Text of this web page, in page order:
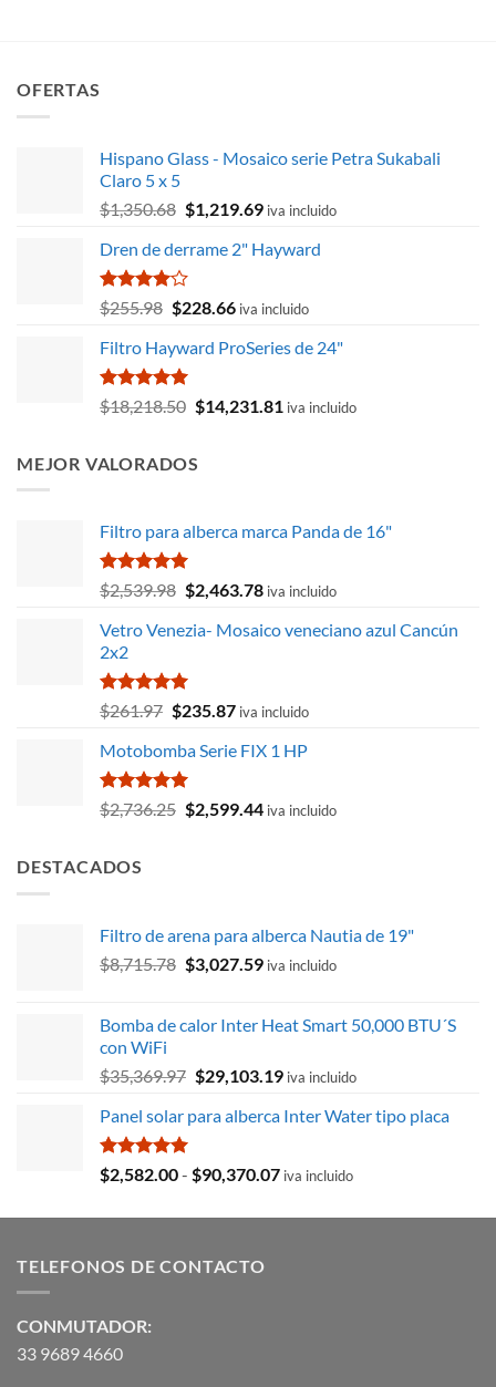
OFERTAS
Hispano Glass - Mosaico serie Petra Sukabali
Claro 5 x 5
$1,350.68 El
original
era:
$1,350.68.
$1,219.69El
actual
$1,219.69.
iva incluido
Dren de derrame 2" Hayward
Valorado
con
de 5
$255.98 El
original
era:
$255.98.
$228.66El
actual
$228.66.
iva incluido
Filtro Hayward ProSeries de 24"
Valorado
con
$18,218.50 El
era:
$14,231.81 El
iva incluido
MEJOR VALORADOS
Filtro para alberca marca Panda de 16"
Valorado
con
de 5
$2,539.98 El
original
$2,539.98.
$2,463.78El
actual
iva incluido
Vetro Venezia- Mosaico veneciano azul Cancún
2x2
Valorado
con
de 5
$261.97 El
original
era:
$261.97.
$235.87El
actual
$235.87.
iva incluido
Motobomba Serie FIX 1 HP
Valorado
con
$2,736.25 El
$2,599.44Eliva incluido
DESTACADOS
Filtro de arena para alberca Nautia de 19"
$8,715.78 El
era:
$3,027.59El
es:
iva incluido
Bomba de calor Inter Heat Smart 50,000 BTU´S
con WiFi
$35,369.97 El
original
$35,369.97.
$29,103.19El
actual
$29,103.19.
iva incluido
Panel solar para alberca Inter Water tipo placa
Valorado
con
$2,582.00- $90,370.07Rango
precios:
iva incluido
TELEFONOS DE CONTACTO
CONMUTADOR:
33 9689 4660